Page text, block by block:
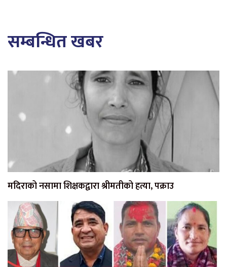
सम्बन्धित खबर
मदिराको नसामा शिक्षकद्वारा श्रीमतीको हत्या, पक्राउ